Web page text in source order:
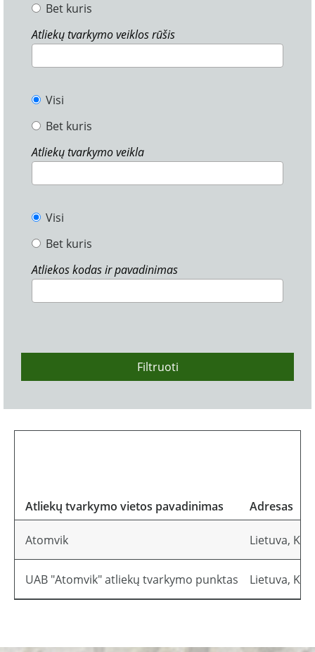
Bet kuris
Atliekų tvarkymo veiklos rūšis
Visi
Bet kuris
Atliekų tvarkymo veikla
Visi
Bet kuris
Atliekos kodas ir pavadinimas
Filtruoti
Atliekų tvarkymo vietos pavadinimas Adresas
Atomvik Lietuva,
UAB "Atomvik" atliekų tvarkymo punktas Lietuva,